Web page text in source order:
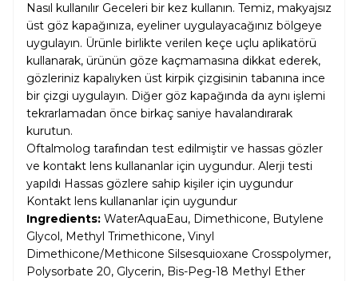
Nasıl kullanılır Geceleri bir kez kullanın. Temiz, makyajsız
üst göz kapağınıza, eyeliner uygulayacağınız bölgeye
uygulayın. Ürünle birlikte verilen keçe uçlu aplikatörü
kullanarak, ürünün göze kaçmamasına dikkat ederek,
gözleriniz kapalıyken üst kirpik çizgisinin tabanına ince
bir çizgi uygulayın. Diğer göz kapağında da aynı işlemi
tekrarlamadan önce birkaç saniye havalandırarak
kurutun.
Oftalmolog tarafından test edilmiştir ve hassas gözler
ve kontakt lens kullananlar için uygundur. Alerji testi
yapıldı Hassas gözlere sahip kişiler için uygundur
Kontakt lens kullananlar için uygundur
Ingredients: WaterAquaEau, Dimethicone, Butylene
Glycol, Methyl Trimethicone, Vinyl
Dimethicone/Methicone Silsesquioxane Crosspolymer,
Polysorbate 20, Glycerin, Bis-Peg-18 Methyl Ether